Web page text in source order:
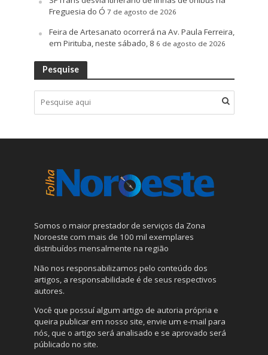
Freguesia do Ó 7 de agosto de 2026
Feira de Artesanato ocorrerá na Av. Paula Ferreira,
em Pirituba, neste sábado, 8 6 de agosto de 2026
Pesquise
Somos o maior prestador de serviços da Zona
Noroeste com mais de 100 mil exemplares
distribuídos mensalmente na região
Não nos responsabilizamos pelo conteúdo dos
artigos, a responsabilidade é de seus respectivos
autores.
Você que possuí algum artigo de autoria própria e
queira publicar em nosso site, envie um e-mail para
nós, que o artigo será analisado e se aprovado será
públicado no site.